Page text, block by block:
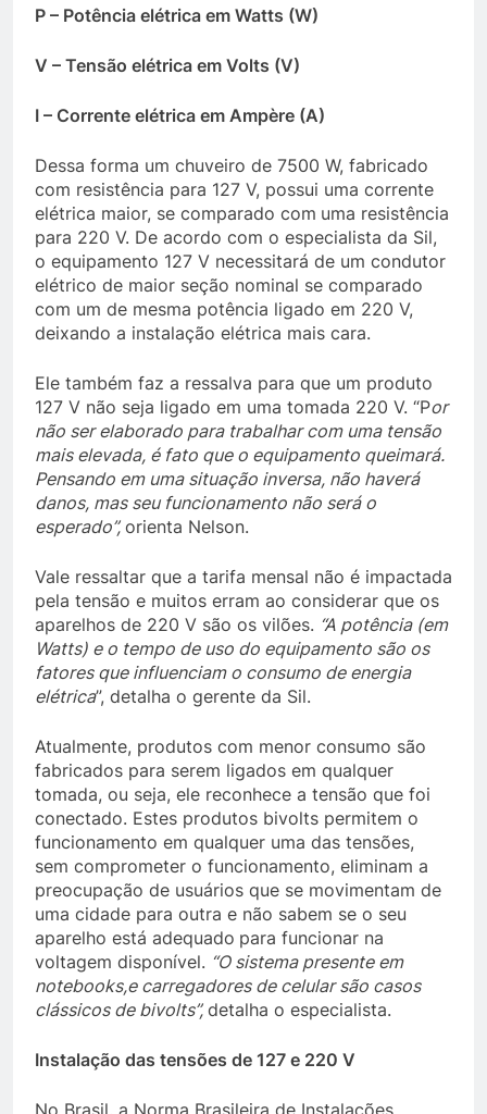
P – Potência elétrica em Watts (W)
V – Tensão elétrica em Volts (V)
I – Corrente elétrica em Ampère (A)
Dessa forma um chuveiro de 7500 W, fabricado
com resistência para 127 V, possui uma corrente
elétrica maior, se comparado com uma resistência
para 220 V. De acordo com o especialista da Sil,
o equipamento 127 V necessitará de um condutor
elétrico de maior seção nominal se comparado
com um de mesma potência ligado em 220 V,
deixando a instalação elétrica mais cara.
Ele também faz a ressalva para que um produto
127 V não seja ligado em uma tomada 220 V. “Por
não ser elaborado para trabalhar com uma tensão
mais elevada, é fato que o equipamento queimará.
Pensando em uma situação inversa, não haverá
danos, mas seu funcionamento não será o
esperado”, orienta Nelson.
Vale ressaltar que a tarifa mensal não é impactada
pela tensão e muitos erram ao considerar que os
aparelhos de 220 V são os vilões. “A potência (em
Watts) e o tempo de uso do equipamento são os
fatores que influenciam o consumo de energia
elétrica”, detalha o gerente da Sil.
Atualmente, produtos com menor consumo são
fabricados para serem ligados em qualquer
tomada, ou seja, ele reconhece a tensão que foi
conectado. Estes produtos bivolts permitem o
funcionamento em qualquer uma das tensões,
sem comprometer o funcionamento, eliminam a
preocupação de usuários que se movimentam de
uma cidade para outra e não sabem se o seu
aparelho está adequado para funcionar na
voltagem disponível. “O sistema presente em
notebooks,e carregadores de celular são casos
clássicos de bivolts”, detalha o especialista.
Instalação das tensões de 127 e 220 V